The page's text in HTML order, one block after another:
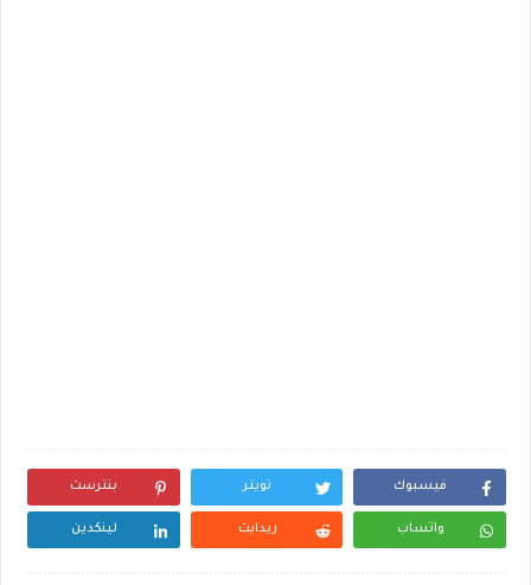
فيسبوك تويتر بنترست
واتساب ريدايت لينكدين